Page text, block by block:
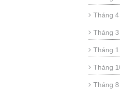
Tháng
Tháng
Tháng
Tháng
Tháng